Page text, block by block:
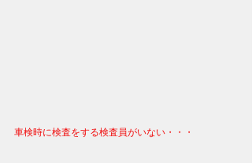
車検時に検査をする検査員がいない・・・